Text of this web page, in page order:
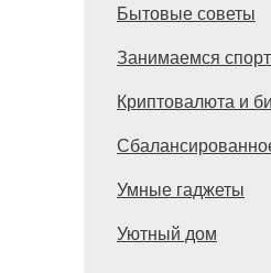
Бытовые советы
Занимаемся
Криптовалюта и
Умные гаджеты
Уютный дом